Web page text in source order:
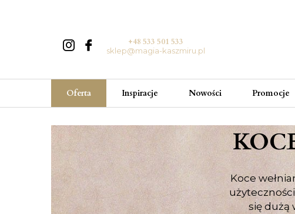
+48 533 501 533
sklep@magia-kaszmiru.pl
Oferta Inspiracje Nowości Promocje
Koce
się dużą